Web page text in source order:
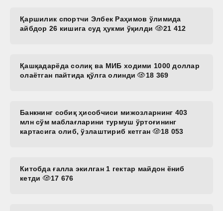
Қаршилик спортчи Элбек Раҳимов ўлимида
айбдор 26 кишига суд ҳукми ўқилди
21 412
Қашқадарёда солиқ ва МИБ ходими 1000 доллар
олаётган пайтида қўлга олинди
18 369
Банкнинг собиқ ҳисобчиси мижозларнинг 403
млн сўм маблағларини турмуш ўртоғининг
картасига олиб, ўзлаштириб кетган
18 053
Китобда ғалла экилган 1 гектар майдон ёниб
кетди
17 676